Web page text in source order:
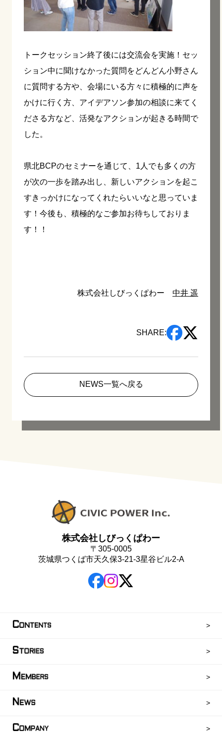
トークセッション終了後には交流会を実施！セッ
ション中に聞けなかった質問をどんどん小野さん
に質問する方や、会場にいる方々に積極的に声を
かけに行く方、アイデアソン参加の相談に来てく
ださる方など、活発なアクションが起きる時間で
した。
県北BCPのセミナーを通じて、1人でも多くの方
が次の一歩を踏み出し、新しいアクションを起こ
すきっかけになってくれたらいいなと思っていま
す！今後も、積極的なご参加お待ちしておりま
す！！
株式会社しびっくぱわー 中井 遥
SHARE:
NEWS一覧へ戻る
株式会社しびっくぱわー
〒305-0005
茨城県つくば市天久保3-21-3星谷ビル2-A
CONTENTS
STORIES
M EMBERS
N EWS
COMPANY